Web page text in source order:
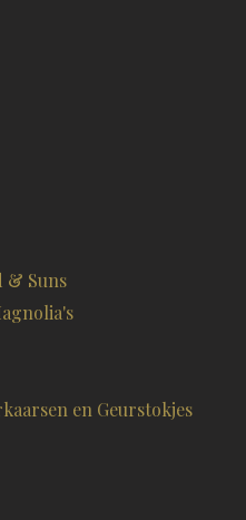
& Suns
en Geurstokjes